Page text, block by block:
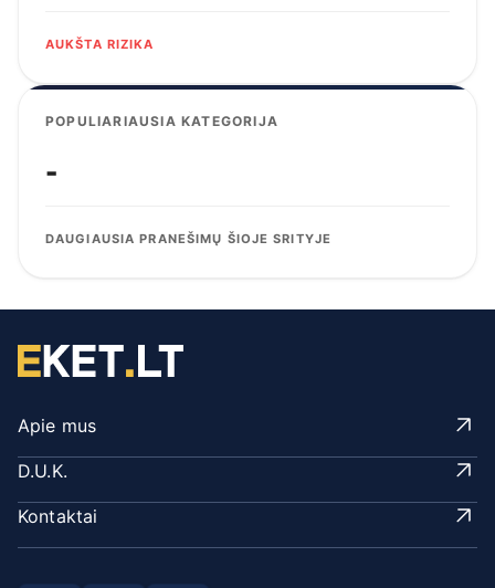
AUKŠTA RIZIKA
POPULIARIAUSIA KATEGORIJA
-
DAUGIAUSIA PRANEŠIMŲ ŠIOJE SRITYJE
Apie mus
D.U.K.
Kontaktai